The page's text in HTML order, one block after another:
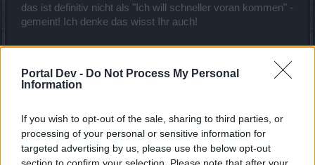
Portal Dev - Do Not Process My Personal
Information
If you wish to opt-out of the sale, sharing to third parties, or
processing of your personal or sensitive information for
targeted advertising by us, please use the below opt-out
das ist definitiv nicht als "Ich will schneller voran kommen" -
gemeint! Ich denke das wisst Ihr auch!
Wann angefangen DSO zu spielen?:
Ende 2013 -> Inzw. Level 38 Waldi Langbogen (mit Stolz
und Freude!)
Wie aktiv seid Ihr?
Zwischen jetzt und Ende April kann es zu Ausfällen führen,
ihr wisst warum und dass ich gewiss net fott renn! Dass ich